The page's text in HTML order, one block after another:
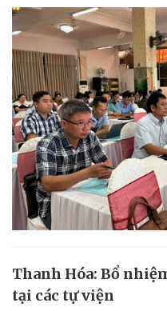
Thanh Hóa: Bổ
tại các tự viện